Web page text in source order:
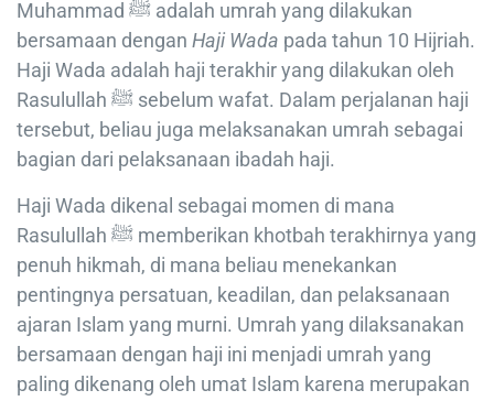
Muhammad ﷺ adalah umrah yang dilakukan
bersamaan dengan Haji Wada pada tahun 10 Hijriah.
Haji Wada adalah haji terakhir yang dilakukan oleh
Rasulullah ﷺ sebelum wafat. Dalam perjalanan haji
tersebut, beliau juga melaksanakan umrah sebagai
bagian dari pelaksanaan ibadah haji.
Haji Wada dikenal sebagai momen di mana
Rasulullah ﷺ memberikan khotbah terakhirnya yang
penuh hikmah, di mana beliau menekankan
pentingnya persatuan, keadilan, dan pelaksanaan
ajaran Islam yang murni. Umrah yang dilaksanakan
bersamaan dengan haji ini menjadi umrah yang
paling dikenang oleh umat Islam karena merupakan